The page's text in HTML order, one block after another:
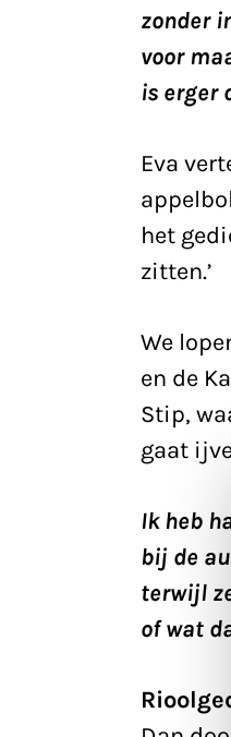
zonder
voor
is erger
Eva
het
zitten.’
We
en de
Stip,
gaat
Ik heb
bij de
terwijl
of wat